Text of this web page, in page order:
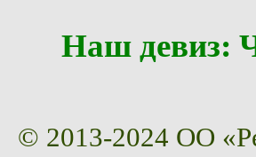
Наш девиз:
© 2013-2024 ОО